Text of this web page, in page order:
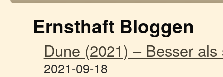
Ernsthaft Bloggen
Dune (2021) – Besser
2021-09-18